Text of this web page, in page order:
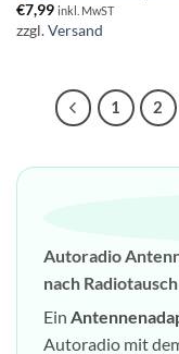
€7,99 inkl. MwST
zzgl.Versand
1 2
Autoradio
nach Radiotausch
Ein
Autoradio mit